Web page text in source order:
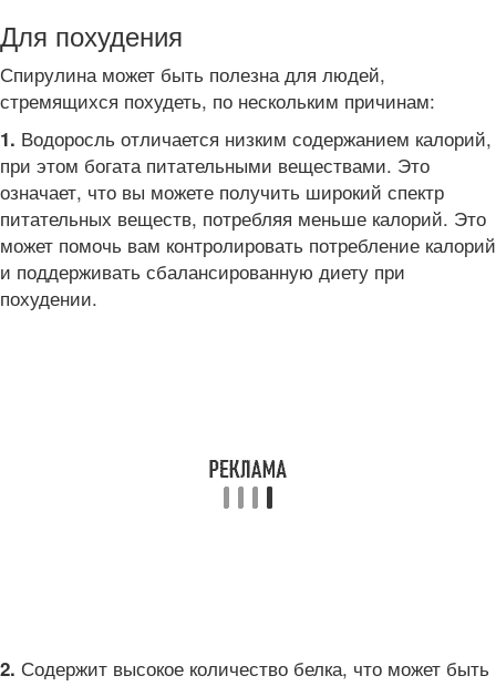
Для похудения
Спирулина может быть полезна для людей,
стремящихся похудеть, по нескольким причинам:
1. Водоросль отличается низким содержанием калорий,
при этом богата питательными веществами. Это
означает, что вы можете получить широкий спектр
питательных веществ, потребляя меньше калорий. Это
может помочь вам контролировать потребление калорий
и поддерживать сбалансированную диету при
похудении.
2. Содержит высокое количество белка, что может быть